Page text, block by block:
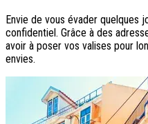
Mais aussi
Un circuit au
Voyage en petit
Nos voyages
Envie de vous évader quelques
confidentiel. Grâce à des
avoir à poser vos valises pour
envies.